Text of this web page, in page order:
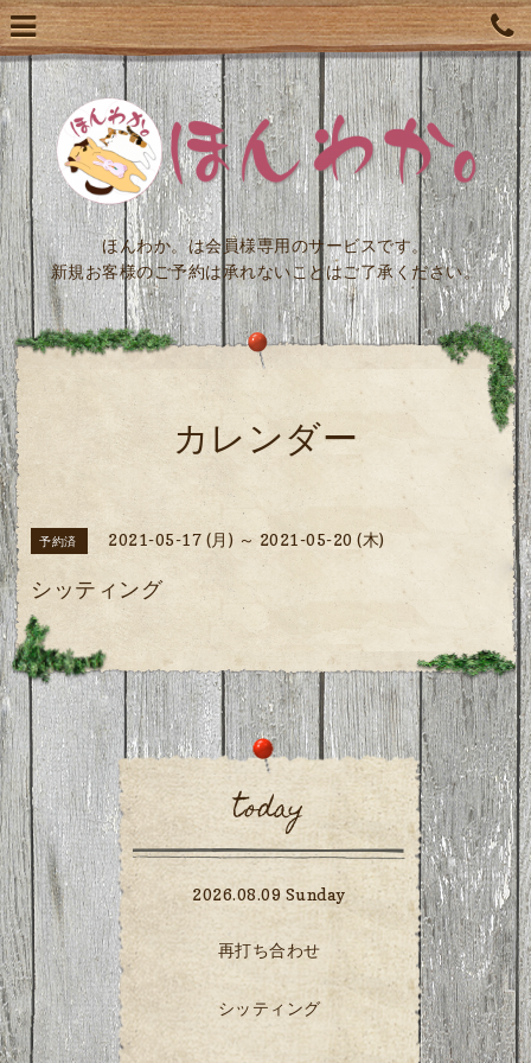
ほんわか。は会員様専用のサービスです。
新規お客様のご予約は承れないことはご了承ください。
カレンダー
予約済 2021-05-17 (月) ～ 2021-05-20 (木)
シッティング
today
2026.08.09 Sunday
再打ち合わせ
シッティング